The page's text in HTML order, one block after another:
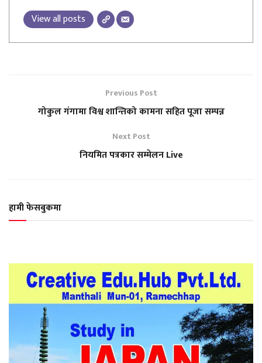
View all posts
Previous Post
गोकुल गंगामा विश्व शान्तिको कामना सहित पूजा सम्पन्न
Next Post
नियमित पत्रकार सम्मेलन Live
हामी फेसबुकमा